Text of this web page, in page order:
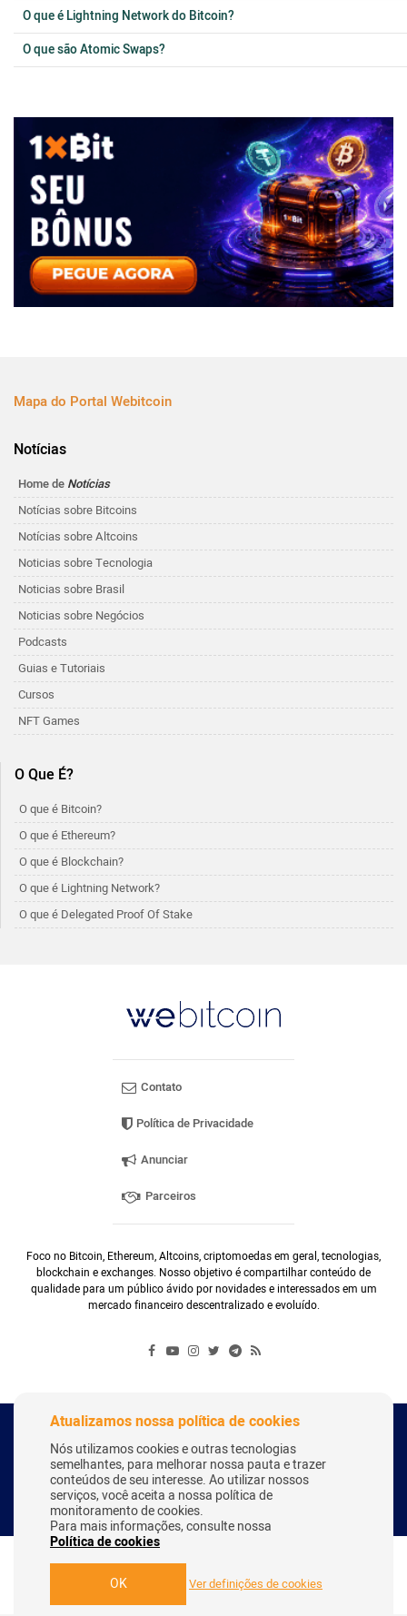
O que é Lightning Network do Bitcoin?
O que são Atomic Swaps?
Mapa do Portal Webitcoin
Notícias
Home de Notícias
Notícias sobre Bitcoins
Notícias sobre Altcoins
Noticias sobre Tecnologia
Noticias sobre Brasil
Noticias sobre Negócios
Podcasts
Guias e Tutoriais
Cursos
NFT Games
O Que É?
O que é Bitcoin?
O que é Ethereum?
O que é Blockchain?
O que é Lightning Network?
O que é Delegated Proof Of Stake
Contato
Política de Privacidade
Anunciar
Parceiros
Foco no Bitcoin, Ethereum, Altcoins, criptomoedas em geral, tecnologias,
blockchain e exchanges. Nosso objetivo é compartilhar conteúdo de
qualidade para um público ávido por novidades e interessados em um
mercado financeiro descentralizado e evoluído.
Copyright Webitcoin 2018 - Todos os Direitos Reservados
Desenvolvido por: Herick Correa
Atualizamos nossa política de cookies
Nós utilizamos cookies e outras tecnologias
semelhantes, para melhorar nossa pauta e trazer
conteúdos de seu interesse. Ao utilizar nossos
serviços, você aceita a nossa política de
monitoramento de cookies.
Para mais informações, consulte nossa
Política de cookies
OK Ver definições de cookies